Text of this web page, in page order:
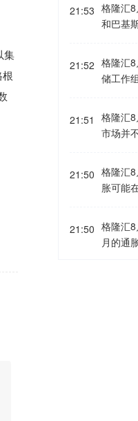
集
21:53 格隆汇
和巴基
21:52 格隆汇
储工作
21:51
格隆汇
市场并
21:50 格隆汇
胀可能
21:50 格隆汇
月的通